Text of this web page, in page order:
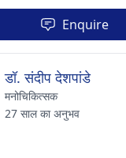
Enquire
डॉ. संदीप देशपांडे
मनोचिकित्सक
27 साल का अनुभव